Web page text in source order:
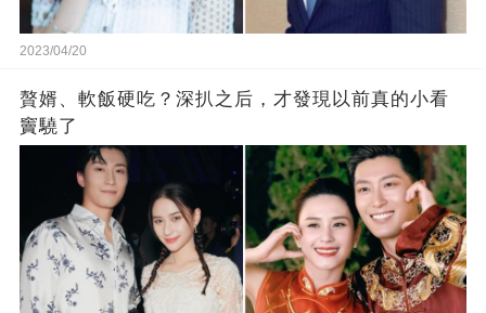
2023/04/20
贅婿、軟飯硬吃？深扒之后，才發現以前真的小看
竇驍了